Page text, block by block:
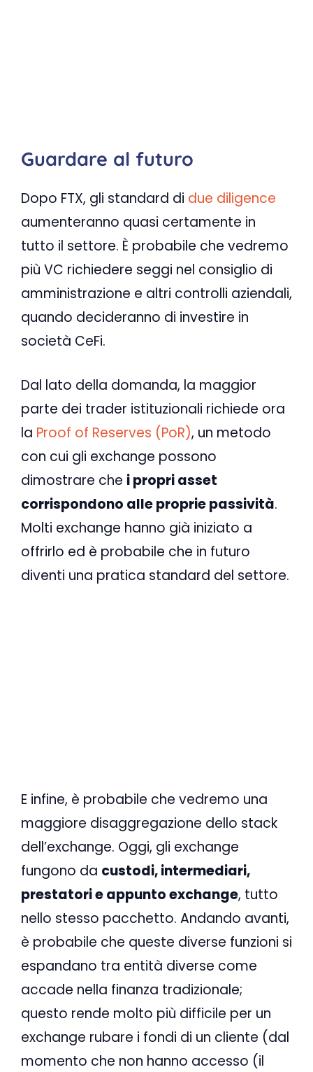
Guardare al futuro
Dopo FTX, gli standard di due diligence
aumenteranno quasi certamente in
tutto il settore. È probabile che vedremo
più VC richiedere seggi nel consiglio di
amministrazione e altri controlli aziendali,
quando decideranno di investire in
società CeFi.
Dal lato della domanda, la maggior
parte dei trader istituzionali richiede ora
la Proof of Reserves (PoR), un metodo
con cui gli exchange possono
dimostrare che i propri asset
corrispondono alle proprie passività.
Molti exchange hanno già iniziato a
offrirlo ed è probabile che in futuro
diventi una pratica standard del settore.
E infine, è probabile che vedremo una
maggiore disaggregazione dello stack
dell’exchange. Oggi, gli exchange
fungono da custodi, intermediari,
prestatori e appunto exchange, tutto
nello stesso pacchetto. Andando avanti,
è probabile che queste diverse funzioni si
espandano tra entità diverse come
accade nella finanza tradizionale;
questo rende molto più difficile per un
exchange rubare i fondi di un cliente (dal
momento che non hanno accesso (il